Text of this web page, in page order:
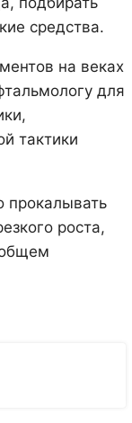
средства.
на веках
для
тактики
прокалывать
роста,
общем